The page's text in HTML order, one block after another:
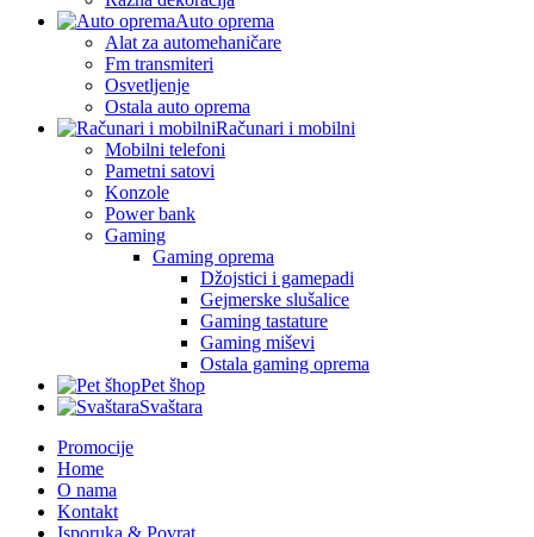
Auto oprema
Alat za automehaničare
Fm transmiteri
Osvetljenje
Ostala auto oprema
Računari i mobilni
Mobilni telefoni
Pametni satovi
Konzole
Power bank
Gaming
Gaming oprema
Džojstici i gamepadi
Gejmerske slušalice
Gaming tastature
Gaming miševi
Ostala gaming oprema
Pet šhop
Svaštara
Promocije
Home
O nama
Kontakt
Isporuka & Povrat